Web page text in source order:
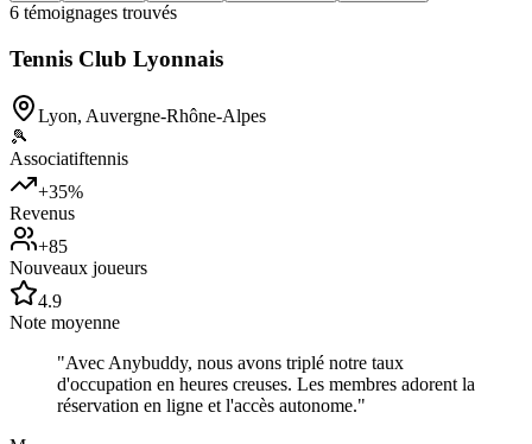
6 témoignages trouvés
Tennis Club Lyonnais
Lyon, Auvergne-Rhône-Alpes
🎾
Associatiftennis
+35%
Revenus
+85
Nouveaux joueurs
4.9
Note moyenne
"Avec Anybuddy, nous avons triplé notre taux
d'occupation en heures creuses. Les membres adorent la
réservation en ligne et l'accès autonome."